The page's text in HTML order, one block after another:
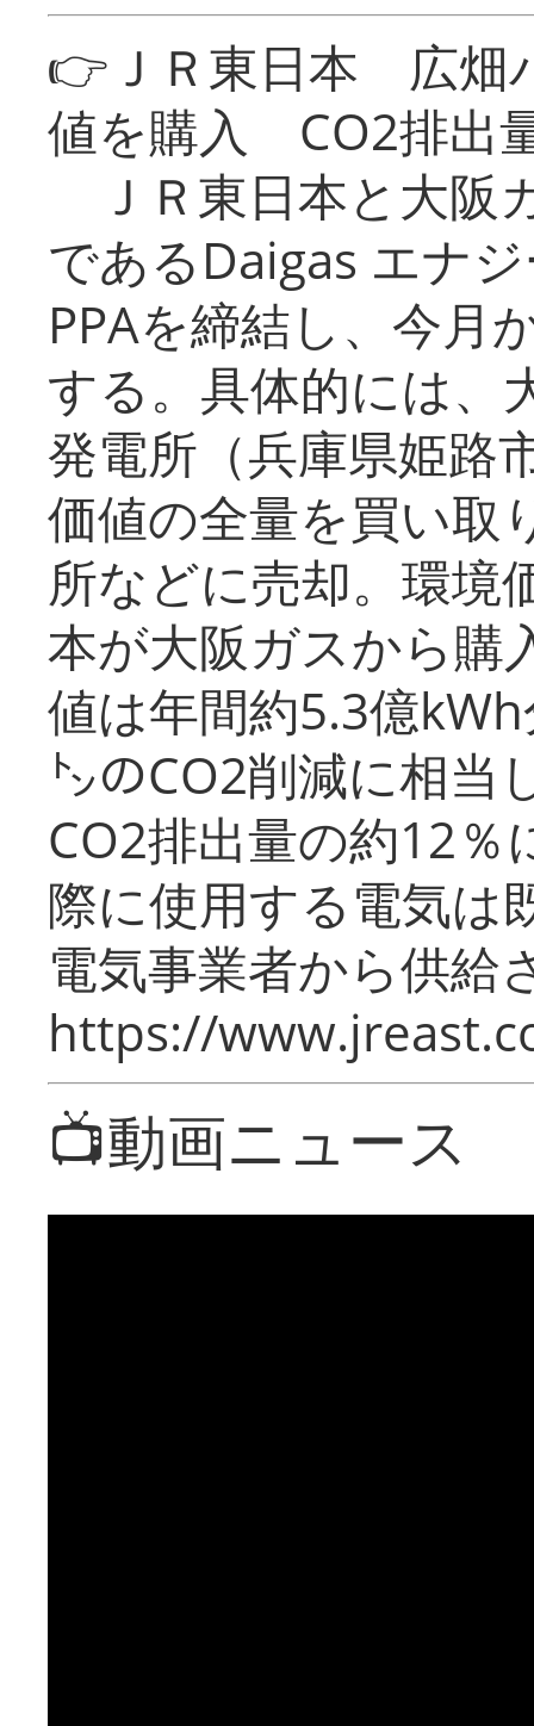
👉ＪＲ東日本 広畑
値を購入 CO2排出
ＪＲ東日本と大阪
であるDaigas エナ
PPAを締結し、今月
する。具体的には、
発電所（兵庫県姫路
価値の全量を買い取
所などに売却。環境
本が大阪ガスから購
値は年間約5.3億
㌧のCO2削減に相当
CO2排出量の約12％
際に使用する電気は
電気事業者から供給
https://
📺動画ニュース